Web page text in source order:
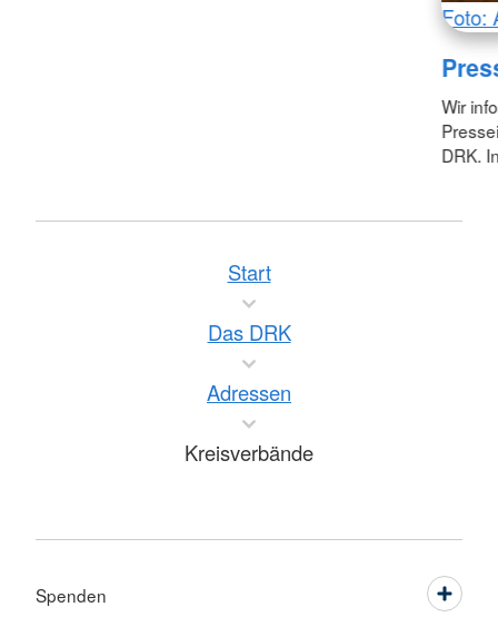
Foto:
Wir
DRK.
Start
Das DRK
Adressen
Kreisverbände
Spenden